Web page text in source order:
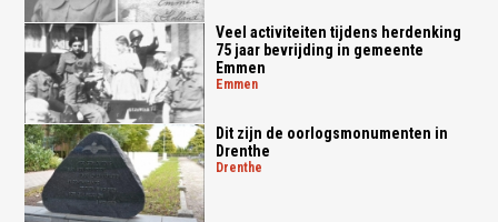
Veel activiteiten tijdens herdenking
75 jaar bevrijding in gemeente
Emmen
emmen
Dit zijn de oorlogsmonumenten in
Drenthe
drenthe